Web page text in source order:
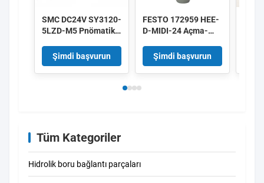
SMC DC24V SY3120-
5LZD-M5 Pnömatik
Düşük Güç 0.35W 5/2
Yollu
Şimdi başvurun
FESTO 172959 HEE-
D-MIDI-24 Açma-
172956 HEE-D-MINI-
24
Şimdi başvurun
Tüm Kategoriler
Hidrolik boru bağlantı parçaları